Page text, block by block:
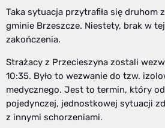
Taka sytuacja przytrafiła się druhom
gminie Brzeszcze. Niestety, brak w
zakończenia.
Strażacy z Przecieszyna zostali
10:35. Było to wezwanie do tzw.
medycznego. Jest to termin, który
pojedynczej, jednostkowej sytuacji
z innymi schorzeniami.